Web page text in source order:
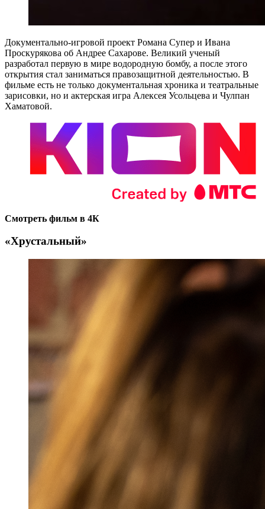
Документально-игровой проект Романа Супер и Ивана
Проскурякова об Андрее Сахарове. Великий ученый
разработал первую в мире водородную бомбу, а после этого
открытия стал заниматься правозащитной деятельностью. В
фильме есть не только документальная хроника и театральные
зарисовки, но и актерская игра Алексея Усольцева и Чулпан
Хаматовой.
Смотреть фильм в 4К
«Хрустальный»